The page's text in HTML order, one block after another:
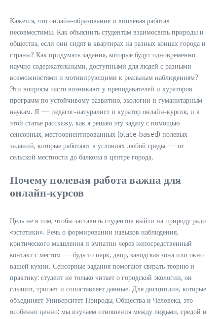
Кажется, что онлайн‑образование и «полевая работа»
несовместимы. Как объяснить студентам взаимосвязь природы и
общества, если они сидят в квартирах на разных концах города и
страны? Как придумать задания, которые будут одновременно
научно содержательными, доступными для людей с разными
возможностями и мотивирующими к реальным наблюдениям?
Эти вопросы часто возникают у преподавателей и кураторов
программ по устойчивому развитию, экологии и гуманитарным
наукам. Я — педагог‑натуралист и куратор онлайн‑курсов, и в
этой статье расскажу, как я решаю эту задачу с помощью
сенсорных, местоориентированных (place‑based) полевых
заданий, которые работают в условиях любой среды — от
сельской местности до балкона в центре города.
Почему полевая работа важна для
онлайн‑курсов
Цель не в том, чтобы заставить студентов выйти на природу ради
«эстетики». Речь о формировании навыков наблюдения,
критического мышления и эмпатии через непосредственный
контакт с местом — будь то парк, двор, заводская зона или окно
вашей кухни. Сенсорные задания помогают связать теорию и
практику: студент не только читает о городской экологии, он
слышит, трогает и сопоставляет данные. Для дисциплин, которые
объединяет Университет Природы, Общества и Человека, это
особенно ценно: мы изучаем отношения между людьми, средой и